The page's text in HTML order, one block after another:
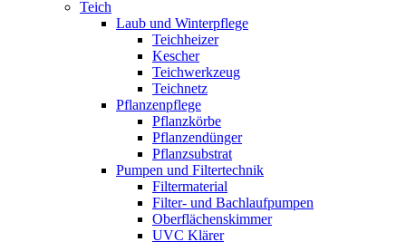
Teich
Laub und Winterpflege
Teichheizer
Kescher
Teichwerkzeug
Teichnetz
Pflanzenpflege
Pflanzkörbe
Pflanzendünger
Pflanzsubstrat
Pumpen und Filtertechnik
Filtermaterial
Filter- und Bachlaufpumpen
Oberflächenskimmer
UVC Klärer